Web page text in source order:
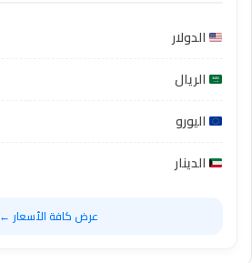
الدولار
الريال
اليورو
الدينار
عرض كافة الأسعار ←